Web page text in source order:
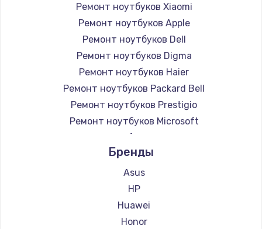
Ремонт ноутбуков Xiaomi
Ремонт ноутбуков Apple
Ремонт ноутбуков Dell
Ремонт ноутбуков Digma
Ремонт ноутбуков Haier
Ремонт ноутбуков Packard Bell
Ремонт ноутбуков Prestigio
Ремонт ноутбуков Microsoft
Ремонт ноутбуков Alienware
Ремонт ноутбуков Aquarius
Ремонт ноутбуков Gigabyte
Ремонт ноутбуков Aorus
Ремонт ноутбуков Maibenben
Ремонт ноутбуков Getac
Бренды
Asus
HP
Huawei
Honor